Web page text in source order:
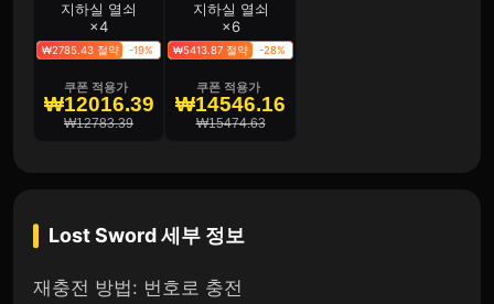
지하실 열쇠
×4
₩2785.43 절약 -19%
쿠폰 적용가
₩12016.39
₩12783.39
지하실 열쇠
×6
₩5413.87 절약 -28%
쿠폰 적용가
₩14546.16
₩15474.63
Lost Sword세부 정보
재충전 방법: 번호로 충전